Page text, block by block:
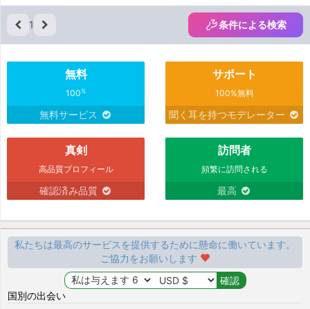
1 条件による検索
無料
100%
無料サービス
サポート
100%無料
聞く耳を持つモデレーター
真剣
高品質プロフィール
確認済み品質
訪問者
頻繁に訪問される
最高
私たちは最高のサービスを提供するために懸命に働いています。
ご協力をお願いします
国別の出会い